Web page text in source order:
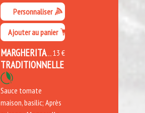
Personnaliser
Ajouter au panier
13 €
MARGHERITA
TRADITIONNELLE
Sauce tomate
maison, basilic; Après